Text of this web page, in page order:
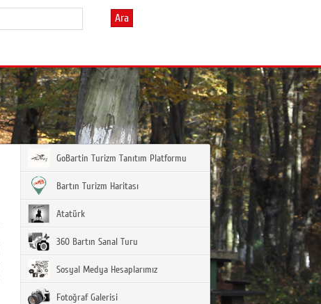
Ara
GoBartin Turizm Tanıtım Platformu
Bartın Turizm Haritası
Atatürk
360 Bartın Sanal Turu
Sosyal Medya Hesaplarımız
Fotoğraf Galerisi